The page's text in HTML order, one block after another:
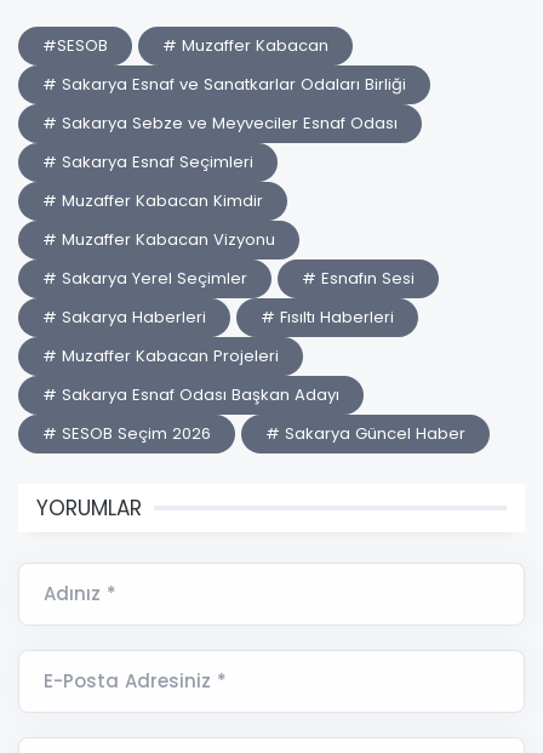
#SESOB
# Muzaffer Kabacan
# Sakarya Esnaf ve Sanatkarlar Odaları Birliği
# Sakarya Sebze ve Meyveciler Esnaf Odası
# Sakarya Esnaf Seçimleri
# Muzaffer Kabacan Kimdir
# Muzaffer Kabacan Vizyonu
# Sakarya Yerel Seçimler
# Esnafın Sesi
# Sakarya Haberleri
# Fısıltı Haberleri
# Muzaffer Kabacan Projeleri
# Sakarya Esnaf Odası Başkan Adayı
# SESOB Seçim 2026
# Sakarya Güncel Haber
YORUMLAR
Adınız *
E-Posta Adresiniz *